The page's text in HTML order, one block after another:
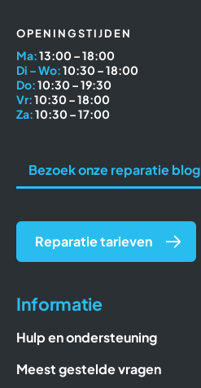
OPENINGSTIJDEN
Ma:13:00 – 18:00
Di – Wo:10:30 – 18:00
Do:10:30 – 19:30
Vr:10:30 – 18:00
Za:10:30 – 17:00
Informatie
Hulp en ondersteuning
Meest gestelde vragen
Bezoek onze reparatie blog
Reparatie tarieven